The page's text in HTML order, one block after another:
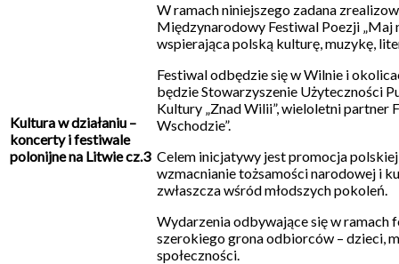
Kultura w działaniu –
koncerty i festiwale
polonijne na Litwie cz.3
W ramach niniejszego zadana
Międzynarodowy Festiwal Poezji „Maj
wspierająca polską kulturę, muzykę,
Festiwal odbędzie się w Wilnie i
będzie Stowarzyszenie Użyteczności
Kultury „Znad Wilii”, wieloletni partner
Wschodzie”.
Celem inicjatywy jest promocja
wzmacnianie tożsamości narodowej i
zwłaszcza wśród młodszych pokoleń.
Wydarzenia odbywające się w ramach
szerokiego grona odbiorców – dzieci,
społeczności.